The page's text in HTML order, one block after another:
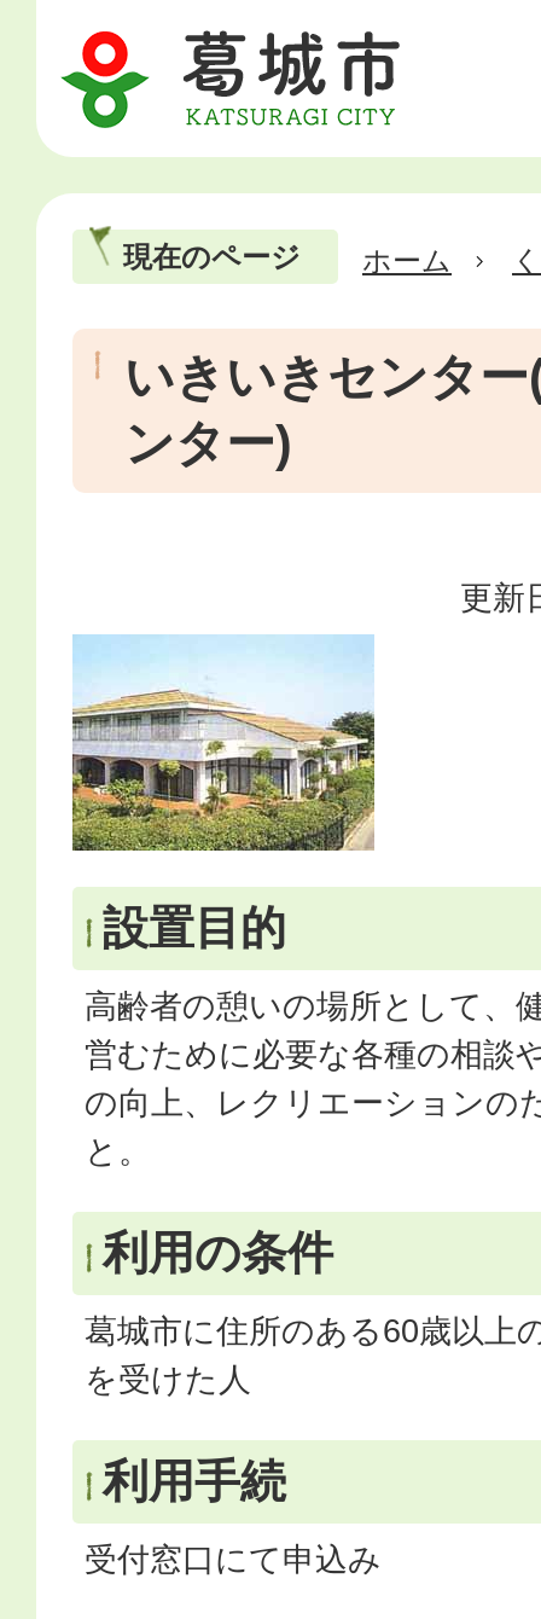
現在のページ ホーム
いきいきセンタ
ンター)
更新
設置目的
高齢者の憩いの場所として、
営むために必要な各種の相談
の向上、レクリエーションの
と。
利用の条件
葛城市に住所のある60歳以上
を受けた人
利用手続
受付窓口にて申込み